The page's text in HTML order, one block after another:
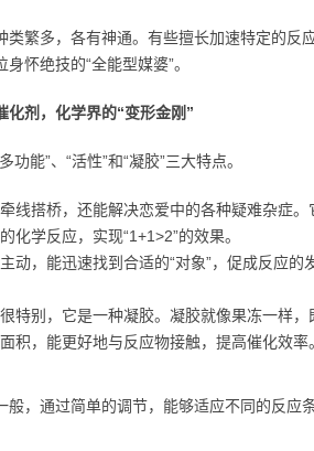
类繁多，各有神通。有些擅长加速特定的
怀绝技的“全能型媒婆”。
化剂，化学界的“变形金刚”
能”、“活性”和“凝胶”三大特点。
线搭桥，还能解决恋爱中的各种疑难杂症
化学反应，实现“1+1>2”的效果。
动，能迅速找到合适的“对象”，促成反应
特别，它是一种凝胶。凝胶就像果冻一样
积，能更好地与反应物接触，提高催化效
般，通过简单的调节，能够适应不同的反应